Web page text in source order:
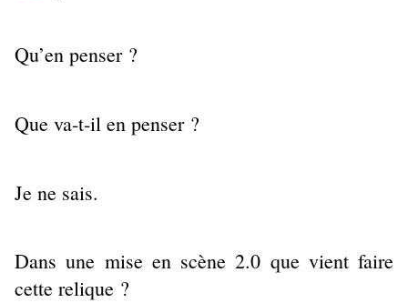
Qu’en penser ?
Que va-t-il en penser ?
Je ne sais.
Dans une mise en scène 2.0 que vient faire
cette relique ?